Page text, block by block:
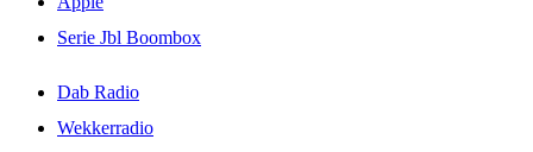
Serie Jbl Boombox
Dab Radio
Wekkerradio